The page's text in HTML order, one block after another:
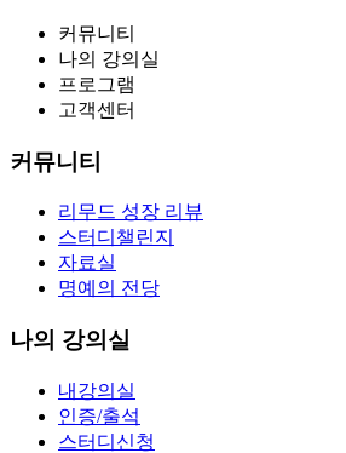
커뮤니티
나의 강의실
프로그램
고객센터
커뮤니티
리무드 성장 리뷰
스터디챌린지
자료실
명예의 전당
나의 강의실
내강의실
인증/출석
스터디신청